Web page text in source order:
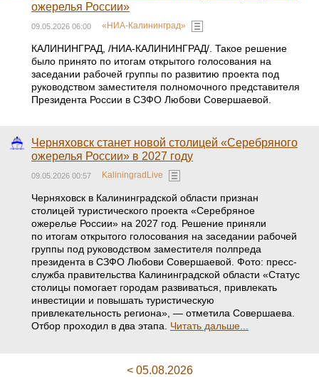
ожерелья России»
09.05.2026 06:00 «НИА-Калининград»
КАЛИНИНГРАД, /НИА-КАЛИНИНГРАД/. Такое решение
было принято по итогам открытого голосования на
заседании рабочей группы по развитию проекта под
руководством заместителя полномочного представителя
Президента России в СЗФО Любови Совершаевой.
Черняховск станет новой столицей «Серебряного
ожерелья России» в 2027 году
09.05.2026 00:57 KaliningradLive
Черняховск в Калининградской области признан
столицей туристического проекта «Серебряное
ожерелье России» на 2027 год. Решение приняли
по итогам открытого голосования на заседании рабочей
группы под руководством заместителя полпреда
президента в СЗФО Любови Совершаевой. Фото: пресс-
служба правительства Калининградской области «Статус
столицы помогает городам развиваться, привлекать
инвестиции и повышать туристическую
привлекательность региона», — отметила Совершаева.
Отбор проходил в два этапа. Читать дальше...
< 05.08.2026